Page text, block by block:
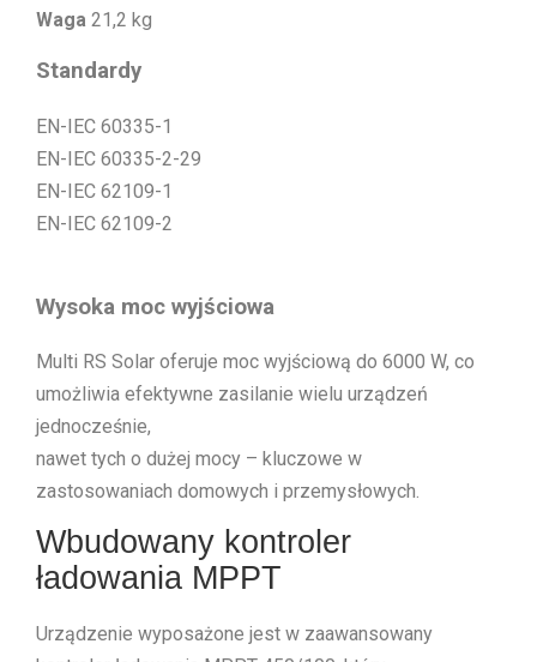
Waga 21,2 kg
Standardy
EN-IEC 60335-1
EN-IEC 60335-2-29
EN-IEC 62109-1
EN-IEC 62109-2
Wysoka moc wyjściowa
Multi RS Solar oferuje moc wyjściową do 6000 W, co
umożliwia efektywne zasilanie wielu urządzeń
jednocześnie,
nawet tych o dużej mocy – kluczowe w
zastosowaniach domowych i przemysłowych.
Wbudowany kontroler
ładowania MPPT
Urządzenie wyposażone jest w zaawansowany